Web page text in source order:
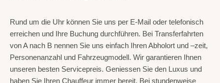
Rund um die Uhr können Sie uns per E-Mail oder telefonisch
erreichen und Ihre Buchung durchführen. Bei Transferfahrten
von A nach B nennen Sie uns einfach Ihren Abholort und –zeit,
Personenanzahl und Fahrzeugmodell. Wir garantieren Ihnen
unseren besten Servicepreis. Geniessen Sie den Luxus und
haben Sie Ihren Chauffeur immer bereit. Bei stundenweise